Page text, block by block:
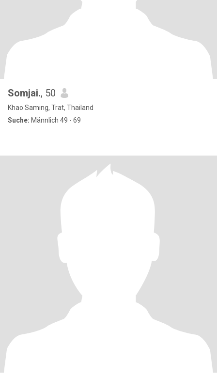
Somjai., 50
Khao Saming, Trat, Thailand
Suche: Männlich 49 - 69